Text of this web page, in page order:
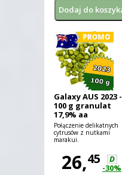
Galaxy AUS 2023 -
100 g granulat
17,9% aa
Połączenie delikatnych
cytrusów z nutkami
marakui.
26,45
D
-30%